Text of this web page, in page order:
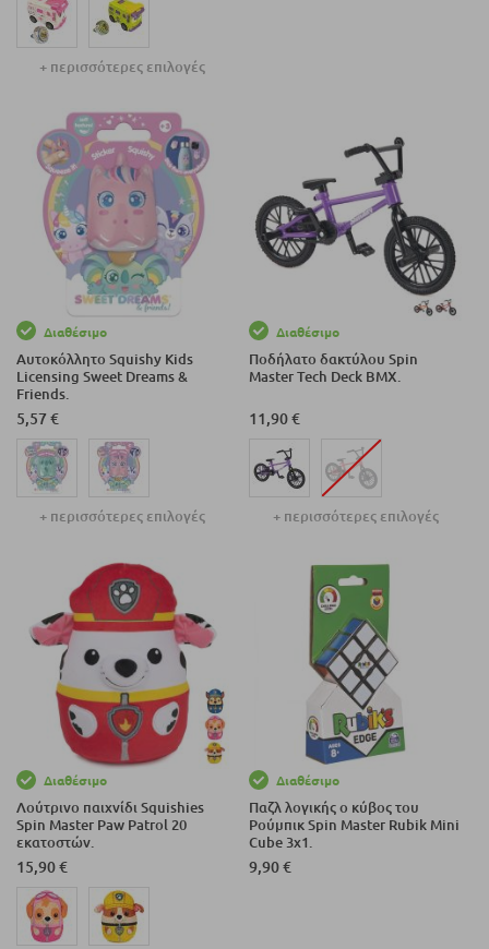
+ περισσότερες επιλογές
Διαθέσιμο
Αυτοκόλλητο Squishy Kids
Licensing Sweet Dreams &
Friends.
5,57 €
+ περισσότερες επιλογές
Διαθέσιμο
Ποδήλατο δακτύλου Spin
Master Tech Deck BMX.
11,90 €
+ περισσότερες επιλογές
Διαθέσιμο
Λούτρινο παιχνίδι Squishies
Spin Master Paw Patrol 20
εκατοστών.
15,90 €
Διαθέσιμο
Παζλ λογικής ο κύβος του
Ρούμπικ Spin Master Rubik Mini
Cube 3x1.
9,90 €